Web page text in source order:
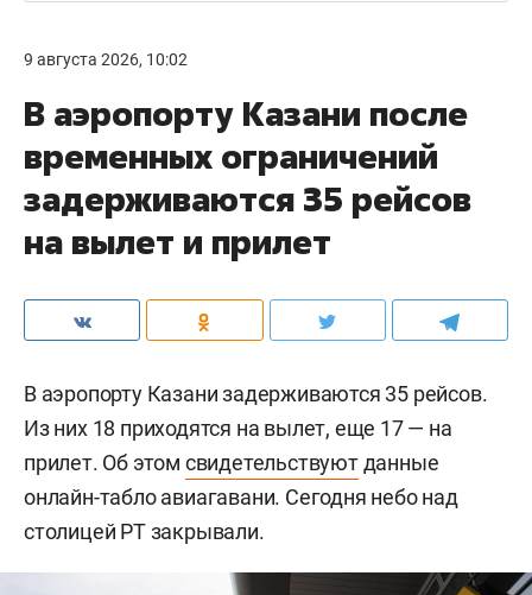
9 августа 2026, 10:02
В аэропорту Казани после
временных ограничений
задерживаются 35 рейсов
на вылет и прилет
В аэропорту Казани задерживаются 35 рейсов.
Из них 18 приходятся на вылет, еще 17 — на
прилет. Об этом свидетельствуютданные
онлайн-табло авиагавани. Сегодня небо над
столицей РТ закрывали.